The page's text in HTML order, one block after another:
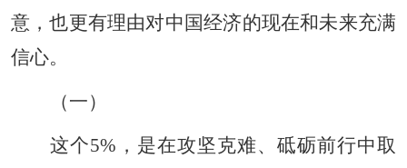
意，也更有理由对中国经济的现在和未来充满
信心。
（一）
这个5%，是在攻坚克难、砥砺前行中取